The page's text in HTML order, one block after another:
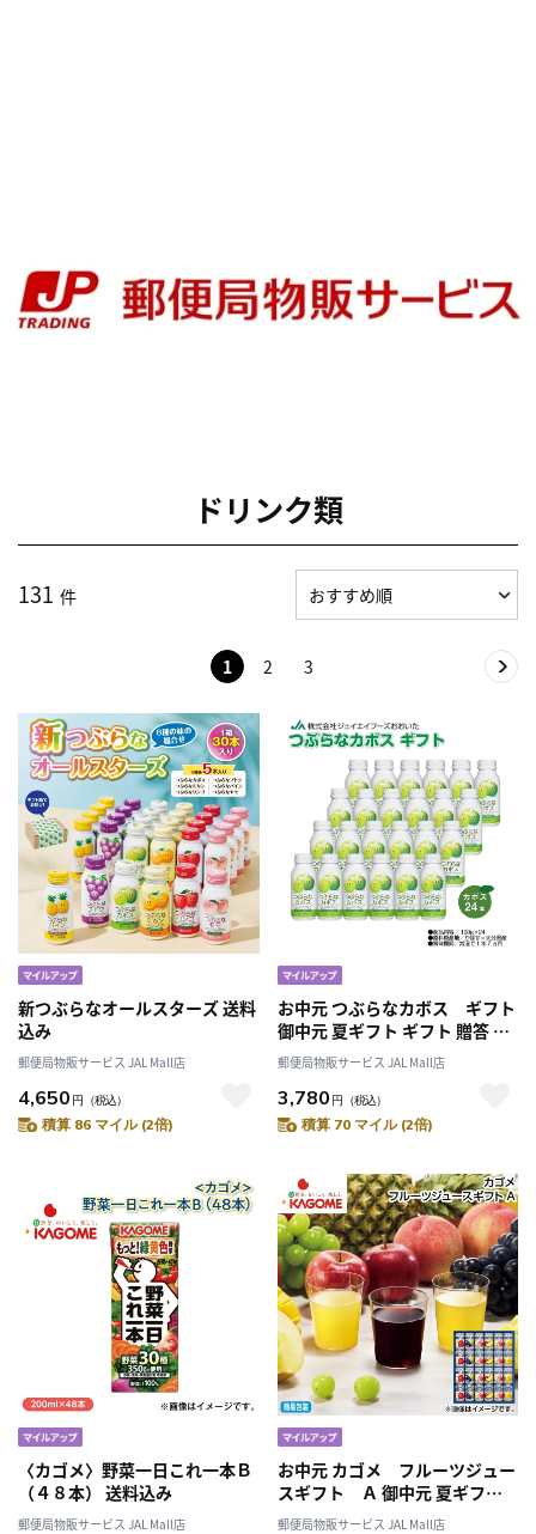
ドリンク類
131 件
1 2 3
新つぶらなオールスターズ 送料
込み
郵便局物販サービス JAL Mall店
4,650 円 （税込）
積算 86 マイル (2倍)
お中元 つぶらなカボス ギフト
御中元 夏ギフト ギフト 贈答 送
料込み
郵便局物販サービス JAL Mall店
3,780 円 （税込）
積算 70 マイル (2倍)
〈カゴメ〉野菜一日これ一本Ｂ
（４８本） 送料込み
郵便局物販サービス JAL Mall店
お中元 カゴメ フルーツジュー
スギフト Ａ 御中元 夏ギフト
ギフト 贈答 送料込み
郵便局物販サービス JAL Mall店